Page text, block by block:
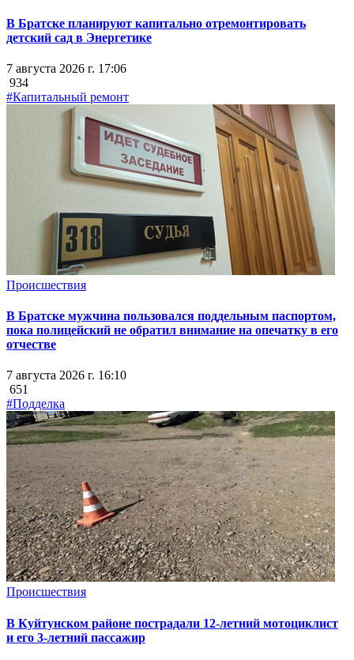
В Братске планируют капитально отремонтировать
детский сад в Энергетике
7 августа 2026 г. 17:06
934
#Капитальный ремонт
Происшествия
В Братске мужчина пользовался поддельным паспортом,
пока полицейский не обратил внимание на опечатку в его
отчестве
7 августа 2026 г. 16:10
651
#Подделка
Происшествия
В Куйтунском районе пострадали 12-летний мотоциклист
и его 3-летний пассажир